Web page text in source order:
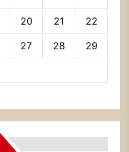
20 21 22
27 28 29